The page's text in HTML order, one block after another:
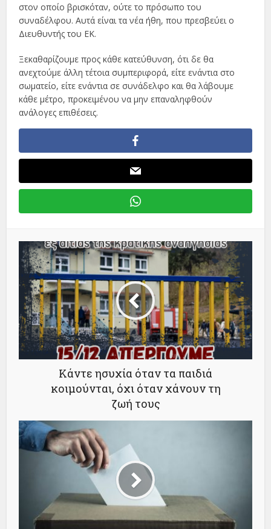
στον οποίο βρισκόταν, ούτε το πρόσωπο του
συναδέλφου. Αυτά είναι τα νέα ήθη, που πρεσβεύει ο
Διευθυντής του ΕΚ.
Ξεκαθαρίζουμε προς κάθε κατεύθυνση, ότι δε θα
ανεχτούμε άλλη τέτοια συμπεριφορά, είτε ενάντια στο
σωματείο, είτε ενάντια σε συνάδελφο και θα λάβουμε
κάθε μέτρο, προκειμένου να μην επαναληφθούν
ανάλογες επιθέσεις.
Κάντε ησυχία όταν τα παιδιά
κοιμούνται, όχι όταν χάνουν τη
ζωή τους